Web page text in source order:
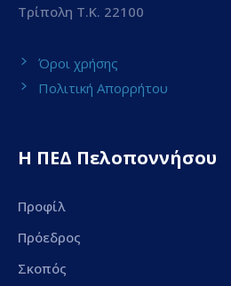
Τρίπολη Τ.Κ. 22100
Όροι χρήσης
Πολιτική Απορρήτου
Η ΠΕΔ Πελοποννήσου
Προφίλ
Πρόεδρος
Σκοπός